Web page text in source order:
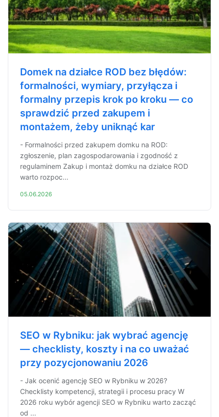
Domek na działce ROD bez błędów:
formalności, wymiary, przyłącza i
formalny przepis krok po kroku — co
sprawdzić przed zakupem i
montażem, żeby uniknąć kar
- Formalności przed zakupem domku na ROD:
zgłoszenie, plan zagospodarowania i zgodność z
regulaminem Zakup i montaż domku na działce ROD
warto rozpoc...
05.06.2026
SEO w Rybniku: jak wybrać agencję
— checklisty, koszty i na co uważać
przy pozycjonowaniu 2026
- Jak ocenić agencję SEO w Rybniku w 2026?
Checklisty kompetencji, strategii i procesu pracy W
2026 roku wybór agencji SEO w Rybniku warto zacząć
od ...